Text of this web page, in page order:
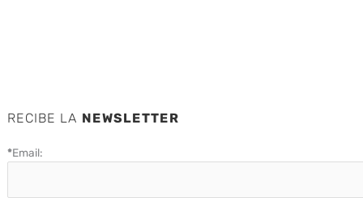
RECIBE LA NEWSLETTER
*Email: